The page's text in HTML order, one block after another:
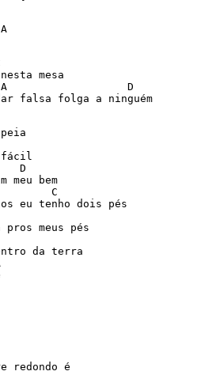
A
mesa
D
falsa folga a ninguém
peia
fácil
D
meu bem
C
eu tenho dois pés
pros meus pés
da terra
redondo é